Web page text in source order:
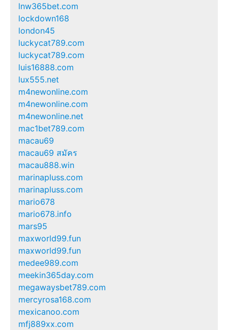
lnw365bet.com
lockdown168
london45
luckycat789.com
luckycat789.com
luis16888.com
lux555.net
m4newonline.com
m4newonline.com
m4newonline.net
mac1bet789.com
macau69
macau69 สมัคร
macau888.win
marinapluss.com
marinapluss.com
mario678
mario678.info
mars95
maxworld99.fun
maxworld99.fun
medee989.com
meekin365day.com
megawaysbet789.com
mercyrosa168.com
mexicanoo.com
mfj889xx.com